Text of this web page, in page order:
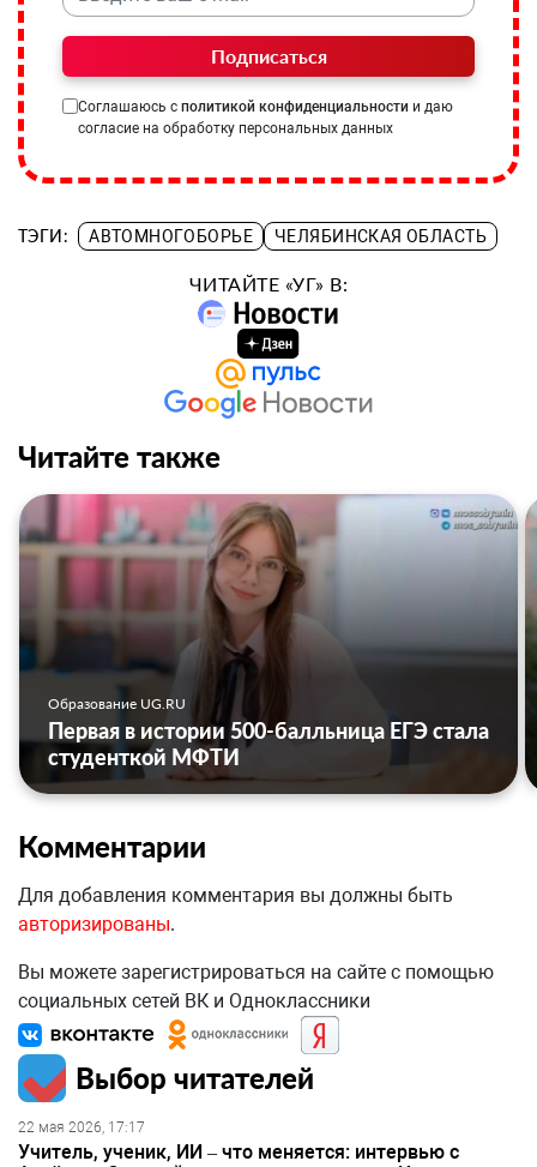
Подписаться
Соглашаюсь с политикой конфиденциальности и даю
согласие на обработку персональных данных
ТЭГИ: АВТОМНОГОБОРЬЕ ЧЕЛЯБИНСКАЯ ОБЛАСТЬ
ЧИТАЙТЕ «УГ» В:
Читайте также
Образование UG.RU
Первая в истории 500-балльница ЕГЭ стала
студенткой МФТИ
Комментарии
Для добавления комментария вы должны быть
авторизированы.
Вы можете зарегистрироваться на сайте с помощью
социальных сетей ВК и Одноклассники
Выбор читателей
22 мая 2026, 17:17
Учитель, ученик, ИИ – что меняется: интервью с